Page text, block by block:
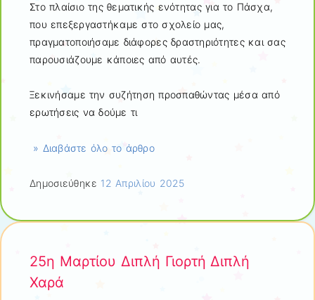
Στο πλαίσιο της θεματικής ενότητας για το Πάσχα,
που επεξεργαστήκαμε στο σχολείο μας,
πραγματοποιήσαμε διάφορες δραστηριότητες και σας
παρουσιάζουμε κάποιες από αυτές.
Ξεκινήσαμε την συζήτηση προσπαθώντας μέσα από
ερωτήσεις να δούμε τι
» Διαβάστε όλο το άρθρο
Δημοσιεύθηκε 12 Απριλίου 2025
25η Μαρτίου Διπλή Γιορτή Διπλή
Χαρά